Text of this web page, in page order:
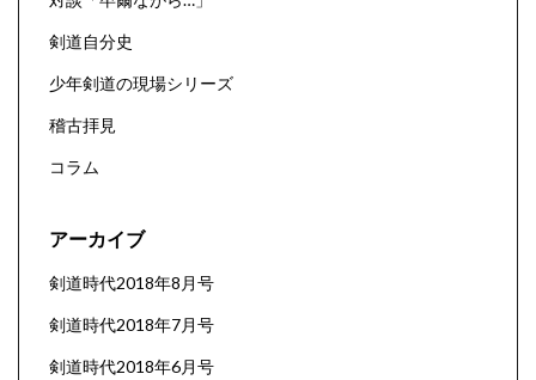
剣道自分史
少年剣道の現場シリーズ
稽古拝見
コラム
アーカイブ
剣道時代2018年8月号
剣道時代2018年7月号
剣道時代2018年6月号